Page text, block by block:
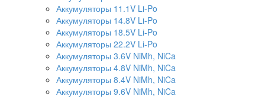
Аккумуляторы 11.1V Li-Po
Аккумуляторы 14.8V Li-Po
Аккумуляторы 18.5V Li-Po
Аккумуляторы 22.2V Li-Po
Аккумуляторы 3.6V NiMh, NiCa
Аккумуляторы 4.8V NiMh, NiCa
Аккумуляторы 8.4V NiMh, NiCa
Аккумуляторы 9.6V NiMh, NiCa